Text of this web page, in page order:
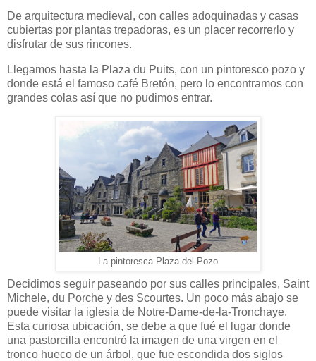
De arquitectura medieval, con calles adoquinadas y casas
cubiertas por plantas trepadoras, es un placer recorrerlo y
disfrutar de sus rincones.
Llegamos hasta la Plaza du Puits, con un pintoresco pozo y
donde está el famoso café Bretón, pero lo encontramos con
grandes colas así que no pudimos entrar.
La pintoresca Plaza del Pozo
Decidimos seguir paseando por sus calles principales, Saint
Michele, du Porche y des Scourtes. Un poco más abajo se
puede visitar la iglesia de Notre-Dame-de-la-Tronchaye.
Esta curiosa ubicación, se debe a que fué el lugar donde
una pastorcilla encontró la imagen de una virgen en el
tronco hueco de un árbol, que fue escondida dos siglos